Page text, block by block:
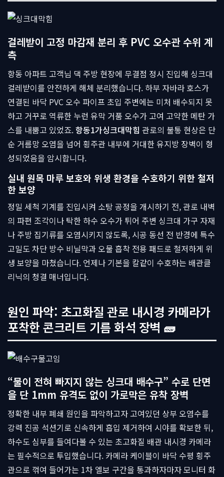
걸레받이 고정 마감재 분리 후 PVC 오수관 수위 계
측
항동 아파트 고객님 댁 주방 현장에 무결점 정시 진입해 싱크대
걸레받이를 안전하게 해체 분리했습니다. 하부 자바라 호스가
연결된 바닥 PVC 오수 파이프 초입 주변에는 미처 배수되지 못
하고 거꾸로 역류한 누런 유막 거품 오수가 고여 고약한 메탄 가
스를 내뿜고 있었죠.항동1가싱크대막힘 관로의 불통 현상은 단
순 거름망 오염을 넘어 횡주관 내부에 거대한 유지방 장벽이 형
성되었음을 암시합니다.
실내 원목 마루 보호와 위생 환경을 수호하기 위한 철저
한 보양
정밀 세척 기계를 진입시켜 소탕 공정을 개시하기 전, 관로 내벽
의 파편 조각이나 탁한 하수 오수가 튀어 주변 싱크대 가구 자재
나 주방 집기류를 오염시키지 않도록, 시공 동선 전 반경에 특수
고밀도 차단 방수 비닐막과 오물 흡착 전용 패드로 철저하게 위
생 보양을 마쳤습니다. 언제나 기본을 칼같이 수호하는 배관클
리닉의 청결 매너입니다.
원인 파악: 초고화질 관로 내시경 카메라가
포착한 콘크리트 기름 화석 장벽 🧱
“물이 전혀 빠지지 않는 싱크대 배수구” 수로 단면
을 단 1mm 유격도 없이 가로막은 유착 장벽
정확한 내부 폐쇄 원인을 파악하고자 고여있던 상부 오염수를
강력 진공 석션기로 신속하게 흡입 제거하여 시야를 확보한 뒤,
하수도 심부를 들여다볼 수 있는 초고화질 배관 내시경 카메라
는 필수적으로 투입했습니다. 카메라 케이블이 바닥 수평 횡주
관으로 꺾여 들어가는 1차 엘보 구간을 통과하자마자 모니터 화